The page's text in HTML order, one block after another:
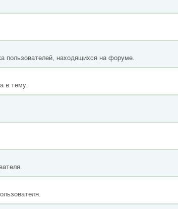
пользователей, находящихся на форуме.
в тему.